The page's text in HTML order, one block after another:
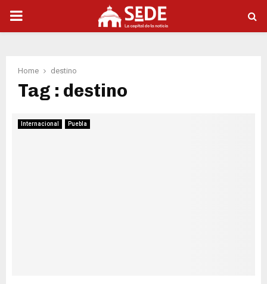
PRIMARY
Home destino
Tag : destino
Internacional Puebla